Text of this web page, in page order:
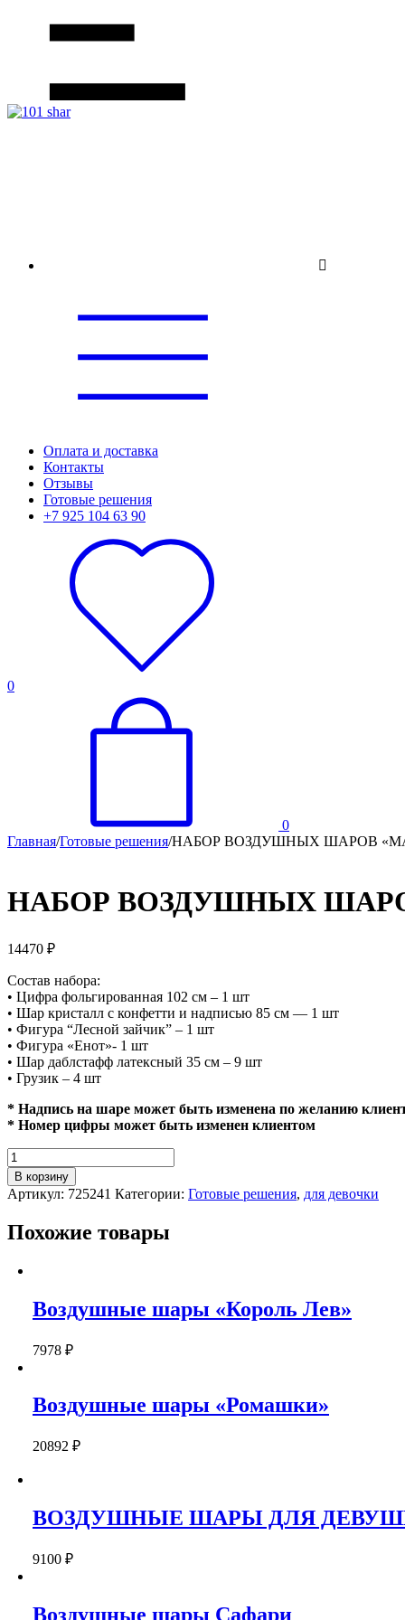
Оплата и доставка
Контакты
Отзывы
Готовые решения
+7 925 104 63 90
0
0
Главная/Готовые решения/НАБОР ВОЗДУШНЫХ ШАРОВ
НАБОР ВОЗДУШНЫХ
14470 ₽
Состав набора:
• Цифра фольгированная 102 см – 1 шт
• Шар кристалл с конфетти и надписью 85 см — 1 шт
• Фигура “Лесной зайчик” – 1 шт
• Фигура «Енот»- 1 шт
• Шар даблстафф латексный 35 см – 9 шт
• Грузик – 4 шт
* Надпись на шаре может быть изменена по желанию
* Номер цифры может быть изменен клиентом
Количество
НАБОР
ВОЗДУШНЫХ
ШАРОВ
В корзину
Артикул: 725241 Категории: Готовые решения, для девочки
Похожие товары
Воздушные шары «Король Лев»
7978 ₽
Воздушные шары «Ромашки»
20892 ₽
ВОЗДУШНЫЕ ШАРЫ ДЛЯ
9100 ₽
Воздушные шары Сафари